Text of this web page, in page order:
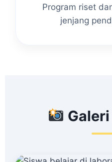
Program riset
jenjang